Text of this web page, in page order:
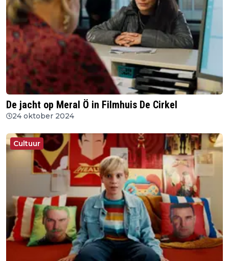
De jacht op Meral Ö in Filmhuis De Cirkel
24 oktober 2024
Cultuur